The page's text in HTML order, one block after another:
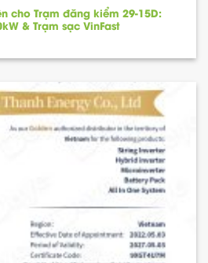
cho Trạm đăng kiểm 29-15D:
& Trạm sạc VinFast